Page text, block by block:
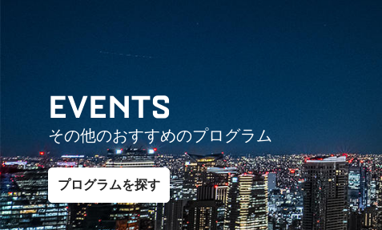
EVENTS
その他のおすすめのプログラム
プログラムを探す